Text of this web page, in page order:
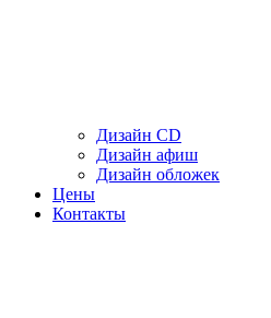
Дизайн CD
Дизайн афиш
Дизайн обложек
Цены
Контакты